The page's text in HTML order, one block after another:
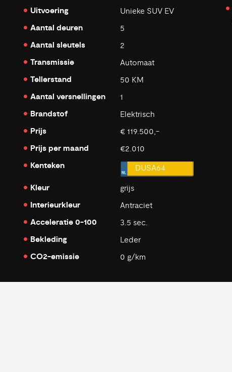
Uitvoering Unieke SUV EV
Aantal deuren 5
Aantal sleutels 2
Transmissie Automaat
Tellerstand 50 KM
Aantal versnellingen 1
Brandstof Elektrisch
Prijs € 119.500,-
Prijs per maand €2.010
Kenteken DUSA64
Kleur grijs
Interieurkleur Antraciet
Acceleratie 0-100 3.5 sec.
Bekleding Leder
CO2-emissie 0 g/km